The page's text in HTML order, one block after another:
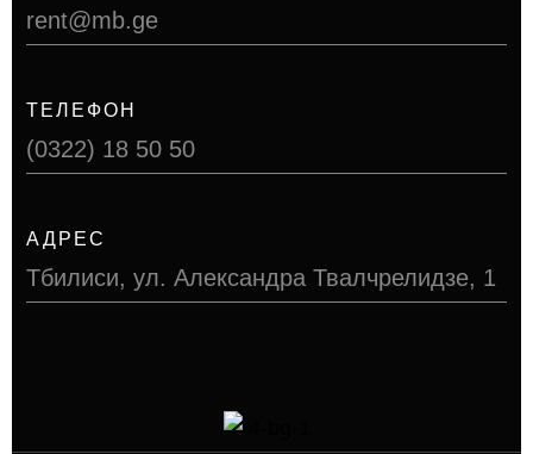
rent@mb.ge
ТЕЛЕФОН
(0322) 18 50 50
АДРЕС
Тбилиси, ул. Александра Твалчрелидзе, 1